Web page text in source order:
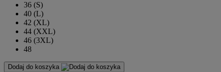
36 (S)
40 (L)
42 (XL)
44 (XXL)
46 (3XL)
48
Dodaj do koszyka